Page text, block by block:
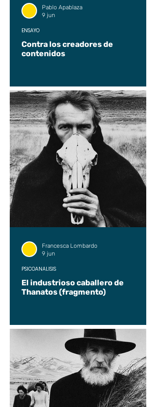
Contra los creadores de
contenidos
ENSAYO
Pablo Apablaza
9 jun
El industrioso caballero de
Thanatos (fragmento)
PSICOANÁLISIS
Francesca Lombardo
9 jun